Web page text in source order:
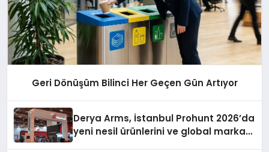
Geri Dönüşüm Bilinci Her Geçen Gün Artıyor
Derya Arms, İstanbul Prohunt 2026’da
yeni nesil ürünlerini ve global marka